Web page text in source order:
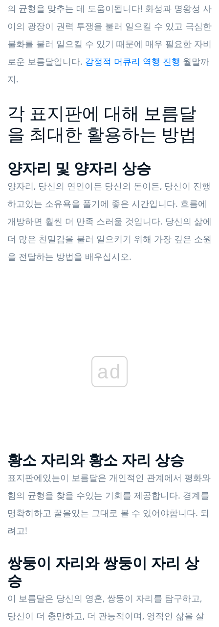
의 균형을 맞추는 데 도움이됩니다! 화성과 명왕성 사
이의 광장이 권력 투쟁을 불러 일으킬 수 있고 극심한
불화를 불러 일으킬 수 있기 때문에 매우 필요한 자비
로운 보름달입니다. 감정적 머큐리 역행 진행 월말까
지.
각 표지판에 대해 보름달
을 최대한 활용하는 방법
양자리 및 양자리 상승
양자리, 당신의 연인이든 당신의 돈이든, 당신이 진행
하고있는 소유욕을 풀기에 좋은 시간입니다. 흐름에
개방하면 훨씬 더 만족 스러울 것입니다. 당신의 삶에
더 많은 친밀감을 불러 일으키기 위해 가장 깊은 소원
을 전달하는 방법을 배우십시오.
ad
황소 자리와 황소 자리 상승
표지판에있는이 보름달은 개인적인 관계에서 평화와
힘의 균형을 찾을 수있는 기회를 제공합니다. 경계를
명확히하고 꿀을있는 그대로 볼 수 있어야합니다. 되
려고!
쌍둥이 자리와 쌍둥이 자리 상
승
이 보름달은 당신의 영혼, 쌍둥이 자리를 탐구하고,
당신이 더 충만하고, 더 관능적이며, 영적인 삶을 살